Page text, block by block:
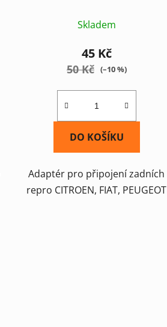
Skladem
45 Kč
50 Kč (–10 %)
DO KOŠÍKU
Adaptér pro připojení zadních
repro CITROEN, FIAT, PEUGEOT